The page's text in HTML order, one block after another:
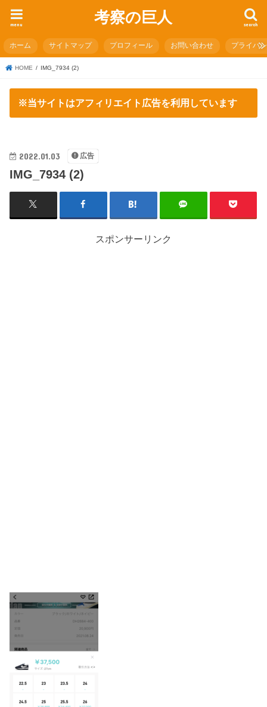
考察の巨人 search
menu
ホーム サイトマップ プロフィール お問い合わせ プライバ
HOME IMG_7934 (2)
※当サイトはアフィリエイト広告を利用しています
2022.01.03 広告
IMG_7934 (2)
スポンサーリンク